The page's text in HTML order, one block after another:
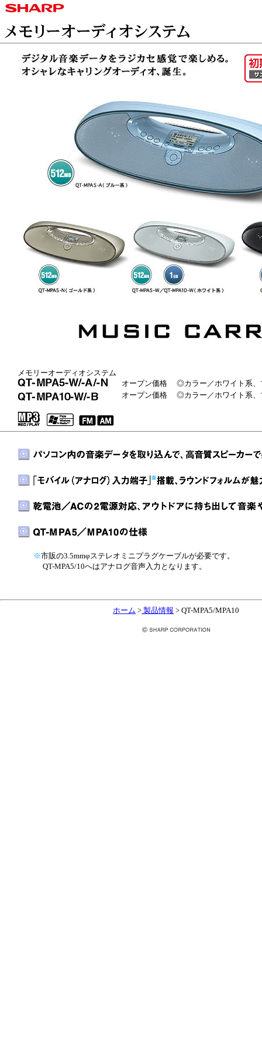
メモリーオーディオシステム
オープン価格 ◎カラー／ホワイト系、
オープン価格 ◎カラー／ホワイト系、
※市販の3.5mmφステレオミニプラグケーブルが必要です。
QT-MPA5/10へはアナログ音声入力となります。
ホーム > 製品情報 > QT-MPA5/MPA10